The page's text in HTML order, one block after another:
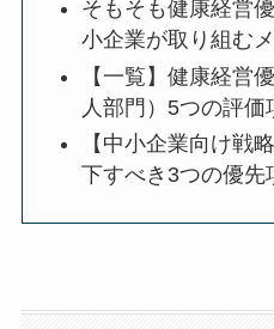
✓ この記事でわかること
そもそも健康経営
中小企業が取り組む
【一覧】健康経営
法人部門）5つの評
【中小企業向け戦